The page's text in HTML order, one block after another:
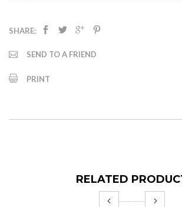
SHARE:
SEND TO A FRIEND
PRINT
RELATED